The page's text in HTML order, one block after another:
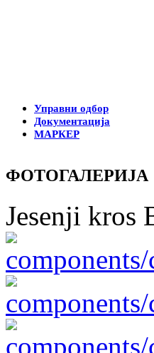
Управни одбор
Документација
МАРКЕР
ФОТОГАЛЕРИЈА
Jesenji kros